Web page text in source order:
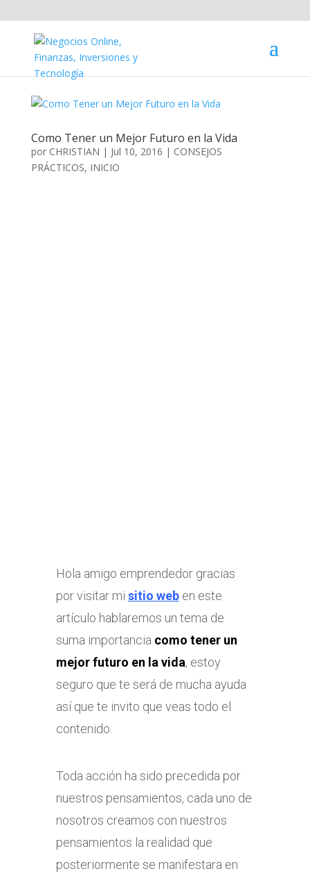
Como Tener un Mejor Futuro en la Vida
por CHRISTIAN | Jul 10, 2016 | CONSEJOS
PRÁCTICOS, INICIO
Hola amigo emprendedor gracias
por visitar mi sitio weben este
artículo hablaremos un tema de
suma importancia como tener un
mejor futuro en la vida, estoy
seguro que te será de mucha ayuda
así que te invito que veas todo el
contenido.
Toda acción ha sido precedida por
nuestros pensamientos, cada uno de
nosotros creamos con nuestros
pensamientos la realidad que
posteriormente se manifestara en